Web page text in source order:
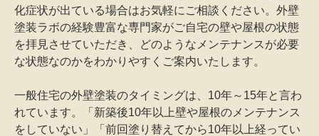
化症状が出ている場合はお気軽にご相談ください。外壁
塗装ラボの経験豊富な専門家がご自宅の壁や屋根の状態
を拝見させていただき、どのようなメンテナンスが必要
な状態なのかをわかりやすくご案内いたします。
一般住宅の外壁塗装のタイミングは、10年～15年と言わ
れています。「新築後10年以上壁や屋根のメンテナンス
をしていない」「前回塗り替えてから10年以上経ってい